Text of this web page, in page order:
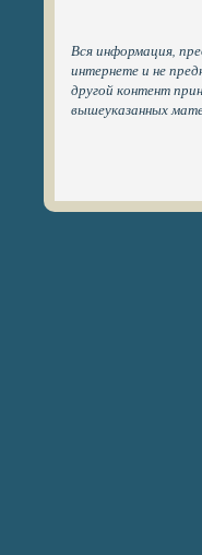
Вся информация,
интернете и не
другой контент
вышеуказанных